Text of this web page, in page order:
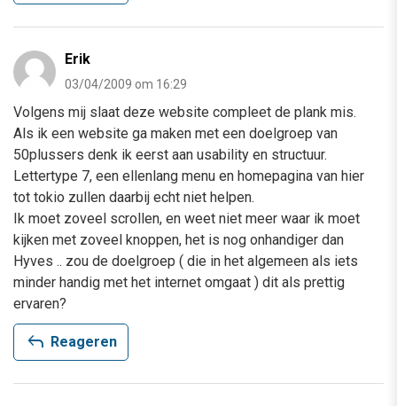
Erik
03/04/2009 om 16:29
Volgens mij slaat deze website compleet de plank mis.
Als ik een website ga maken met een doelgroep van
50plussers denk ik eerst aan usability en structuur.
Lettertype 7, een ellenlang menu en homepagina van hier
tot tokio zullen daarbij echt niet helpen.
Ik moet zoveel scrollen, en weet niet meer waar ik moet
kijken met zoveel knoppen, het is nog onhandiger dan
Hyves .. zou de doelgroep ( die in het algemeen als iets
minder handig met het internet omgaat ) dit als prettig
ervaren?
reply Reageren